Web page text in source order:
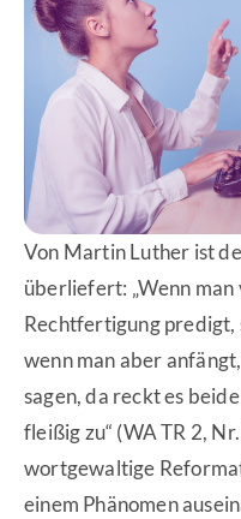
Von Martin Luther ist
überliefert: „Wenn
Rechtfertigung predigt,
wenn man aber
sagen, da reckt es
fleißig zu“ (WA TR 2,
wortgewaltige
einem Phänomen